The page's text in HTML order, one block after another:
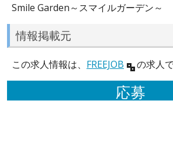
Smile Garden～スマイルガーデン～
情報掲載元
この求人情報は、 FREEJOB の求人で
応募